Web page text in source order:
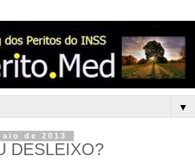
▼
de 2013
DESLEIXO?